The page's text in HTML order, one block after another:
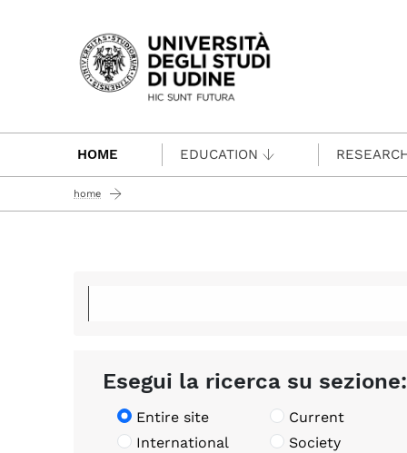
Passa al contenuto principale
HOME EDUCATION
home
Esegui la ricerca su sezione:
Entire site
Current
International
Society